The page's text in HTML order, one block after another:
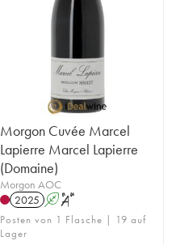
Morgon Cuvée Marcel
Lapierre Marcel Lapierre
(Domaine)
Morgon AOC
2025 A S
Posten von 1 Flasche | 19 auf
Lager